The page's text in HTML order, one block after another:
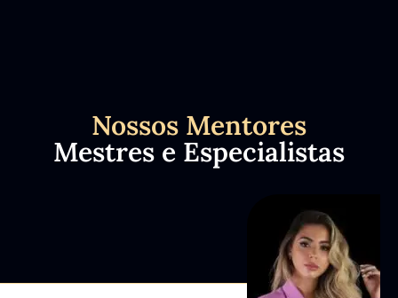
Nossos Mentores
Mestres e Especialistas